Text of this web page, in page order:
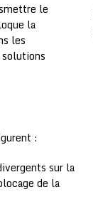
le
la
les
:
sur la
de la